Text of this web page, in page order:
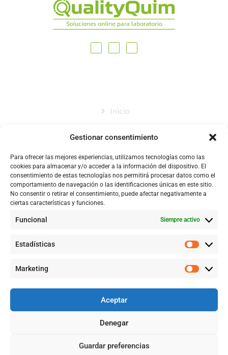
Gestionar consentimiento
Para ofrecer las mejores experiencias, utilizamos tecnologías como las
cookies para almacenar y/o acceder a la información del dispositivo. El
consentimiento de estas tecnologías nos permitirá procesar datos como el
comportamiento de navegación o las identificaciones únicas en este sitio.
No consentir o retirar el consentimiento, puede afectar negativamente a
ciertas características y funciones.
Funcional Siempre activo
Estadísticas
Marketing
Aceptar
Denegar
Guardar preferencias
Inicio
Catálogo
Blog
Contacto
KR 121D # 128 - 24 Suba
©2026 QUALITYQUIM, TODOS LOS DERECHOS RESERVADOS